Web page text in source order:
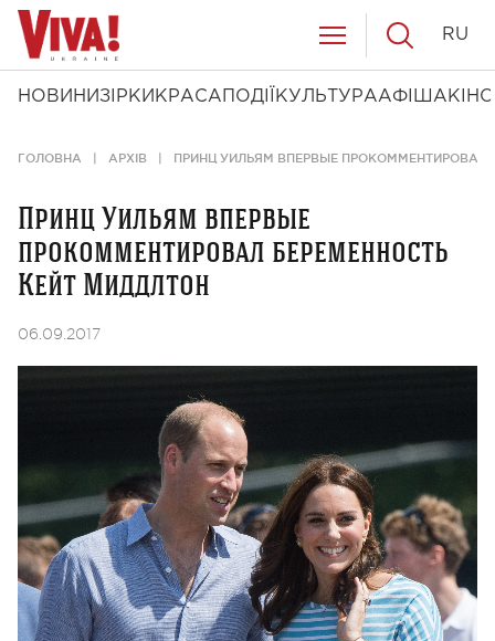
НОВИНИ ЗІРКИ КРАСА ПОДІЇ КУЛЬТУРААФІША КІНО
RU
ГОЛОВНА АРХІВ ПРИНЦ УИЛЬЯМ ВПЕРВЫЕ ПРОКОММЕНТИРОВАЛ
Принц Уильям впервые
прокомментировал беременность
Кейт Миддлтон
06.09.2017